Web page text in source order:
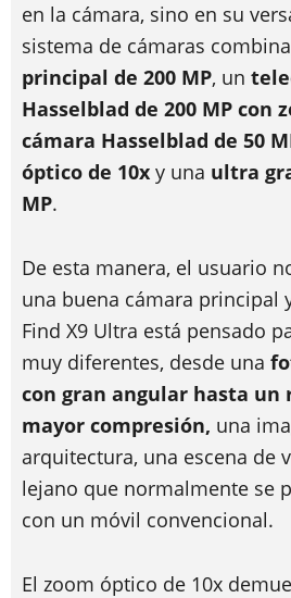
en la cámara, sino en su
sistema de cámaras
principal de 200 MP, un
Hasselblad de 200 MP con
cámara Hasselblad de 50
óptico de 10x y una ultra
MP.
De esta manera, el usuario
una buena cámara principal
Find X9 Ultra está pensado
muy diferentes, desde una
con gran angular hasta un
mayor compresión, una
arquitectura, una escena de
lejano que normalmente se
con un móvil convencional.
El zoom óptico de 10x